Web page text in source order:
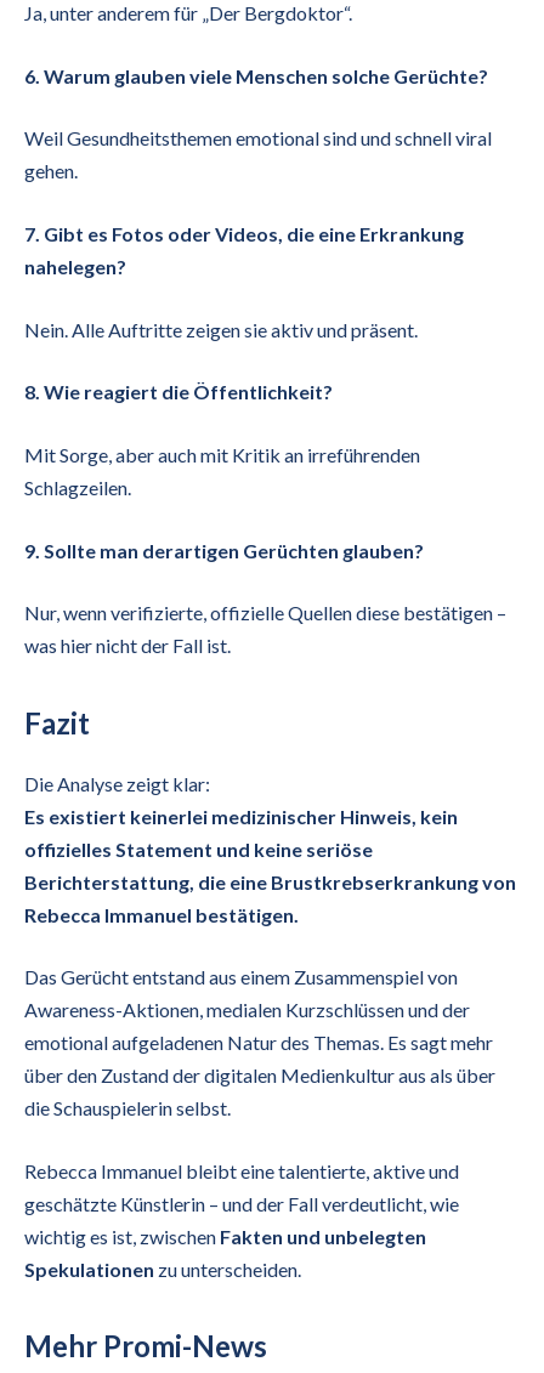
Ja, unter anderem für „Der Bergdoktor“.
6. Warum glauben viele Menschen solche Gerüchte?
Weil Gesundheitsthemen emotional sind und schnell viral
gehen.
7. Gibt es Fotos oder Videos, die eine Erkrankung
nahelegen?
Nein. Alle Auftritte zeigen sie aktiv und präsent.
8. Wie reagiert die Öffentlichkeit?
Mit Sorge, aber auch mit Kritik an irreführenden
Schlagzeilen.
9. Sollte man derartigen Gerüchten glauben?
Nur, wenn verifizierte, offizielle Quellen diese bestätigen –
was hier nicht der Fall ist.
Fazit
Die Analyse zeigt klar:
Es existiert keinerlei medizinischer Hinweis, kein
offizielles Statement und keine seriöse
Berichterstattung, die eine Brustkrebserkrankung von
Rebecca Immanuel bestätigen.
Das Gerücht entstand aus einem Zusammenspiel von
Awareness-Aktionen, medialen Kurzschlüssen und der
emotional aufgeladenen Natur des Themas. Es sagt mehr
über den Zustand der digitalen Medienkultur aus als über
die Schauspielerin selbst.
Rebecca Immanuel bleibt eine talentierte, aktive und
geschätzte Künstlerin – und der Fall verdeutlicht, wie
wichtig es ist, zwischen Fakten und unbelegten
Spekulationen zu unterscheiden.
Mehr Promi-News